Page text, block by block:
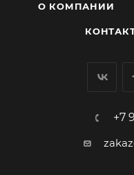
О КОМПАНИИ
+7